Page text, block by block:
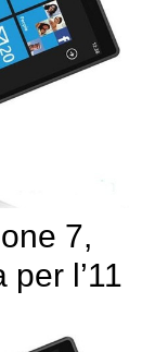
7,
per l’11